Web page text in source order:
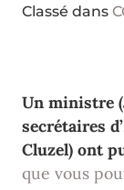
Classé dans
Un ministre
secrétaires
Cluzel) ont
que vous